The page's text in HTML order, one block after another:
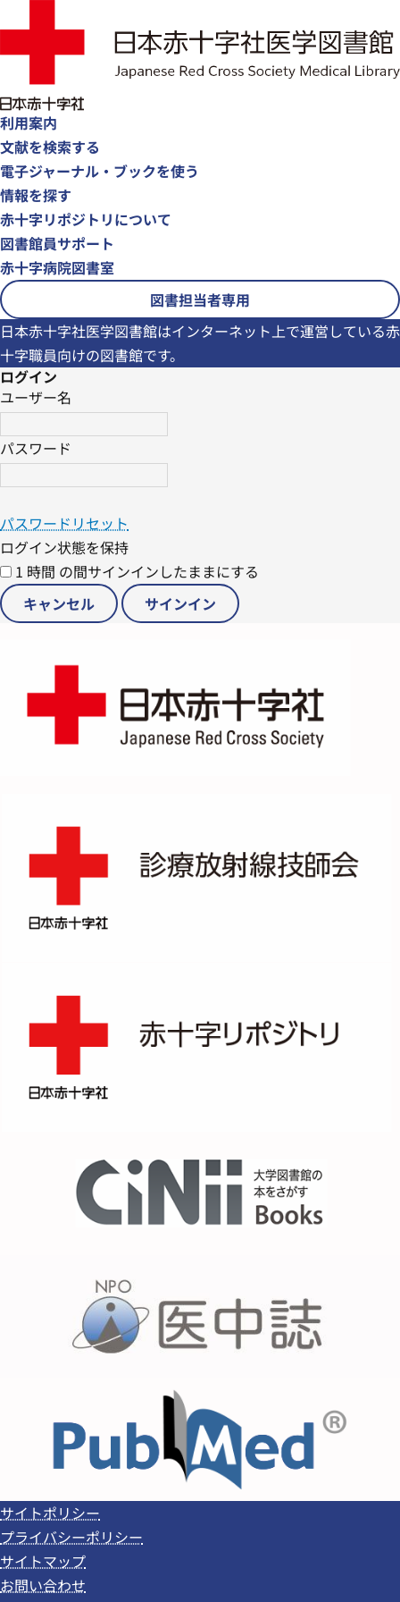
利用案内
文献を検索する
電子ジャーナル・ブックを使う
情報を探す
赤十字リポジトリについて
図書館員サポート
赤十字病院図書室
図書担当者専用
日本赤十字社医学図書館はインターネット上で運営している赤
十字職員向けの図書館です。
ログイン
ユーザー名
パスワード
パスワードリセット
ログイン状態を保持
1 時間 の間サインインしたままにする
キャンセル
サインイン
サイトポリシー
プライバシーポリシー
サイトマップ
お問い合わせ